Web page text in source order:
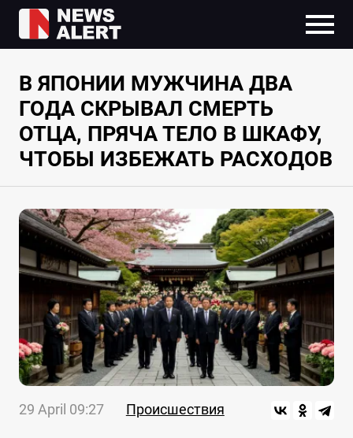
В ЯПОНИИ МУЖЧИНА ДВА
ГОДА СКРЫВАЛ СМЕРТЬ
ОТЦА, ПРЯЧА ТЕЛО В ШКАФУ,
ЧТОБЫ ИЗБЕЖАТЬ РАСХОДОВ
29 April 09:27 Происшествия